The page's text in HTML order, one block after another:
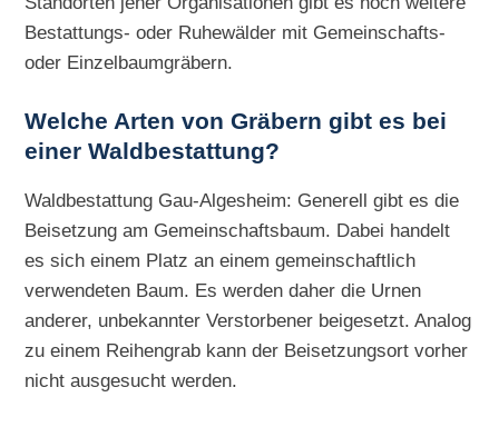
Bestattungs- oder Ruhewälder mit Gemeinschafts-
oder Einzelbaumgräbern.
Welche Arten von Gräbern gibt es bei
einer Waldbestattung?
Waldbestattung Gau-Algesheim: Generell gibt es die
Beisetzung am Gemeinschaftsbaum. Dabei handelt
es sich einem Platz an einem gemeinschaftlich
verwendeten Baum. Es werden daher die Urnen
anderer, unbekannter Verstorbener beigesetzt. Analog
zu einem Reihengrab kann der Beisetzungsort vorher
nicht ausgesucht werden.